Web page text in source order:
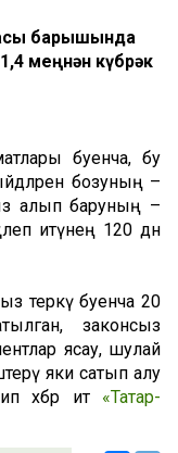
барышында
меңнән күбрәк
буенча, бу
бозуның –
алып баруның –
итүнең 120 дән
теркәү буенча 20
законсыз
ясау, шулай
яки сатып алу
хәбәр итә «Татар-